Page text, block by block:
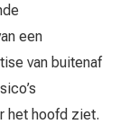
een
van buitenaf
het hoofd ziet.